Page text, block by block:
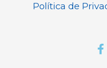
Política de